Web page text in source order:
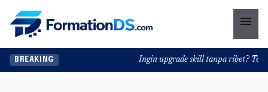
menu
BREAKING Ingin upgrade skill tanpa ribet?